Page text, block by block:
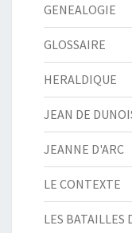
GENEALOGIE
GLOSSAIRE
HERALDIQUE
JEAN DE
JEANNE D'ARC
LE CONTEXTE
LES BATAILLES